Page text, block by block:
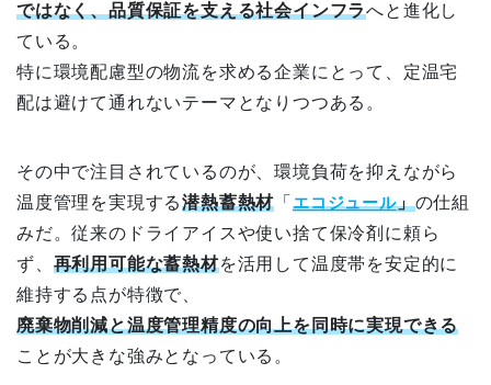
ではなく、品質保証を支える社会インフラへと進化し
ている。
特に環境配慮型の物流を求める企業にとって、定温宅
配は避けて通れないテーマとなりつつある。
その中で注目されているのが、環境負荷を抑えながら
温度管理を実現する潜熱蓄熱材 「エコジュール」の仕組
みだ。従来のドライアイスや使い捨て保冷剤に頼ら
ず、 再利用可能な蓄熱材を活用して温度帯を安定的に
維持する点が特徴で、
廃棄物削減と温度管理精度の向上を同時に実現できる
ことが大きな強みとなっている。